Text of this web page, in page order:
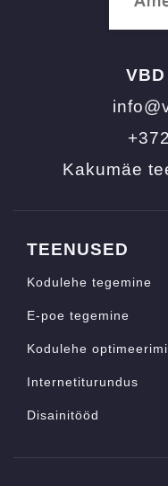
Kakumäe
TEENUSED
Kodulehe tegemine
E-poe tegemine
Kodulehe
Internetiturundus
Disainitööd